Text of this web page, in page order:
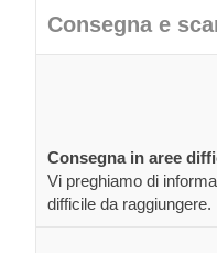
Consegna e
Consegna in aree
Vi preghiamo di
difficile da raggiungere.